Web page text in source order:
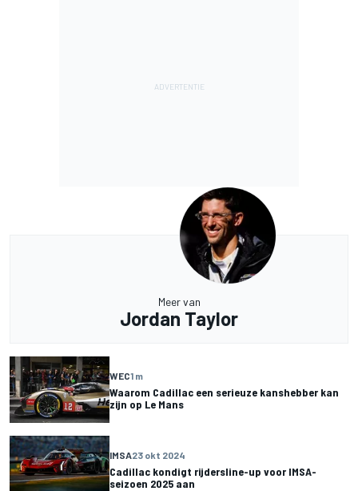
Meer van
Jordan Taylor
WEC1 m
Waarom Cadillac een serieuze kanshebber kan
zijn op Le Mans
IMSA23 okt 2024
Cadillac kondigt rijdersline-up voor IMSA-
seizoen 2025 aan